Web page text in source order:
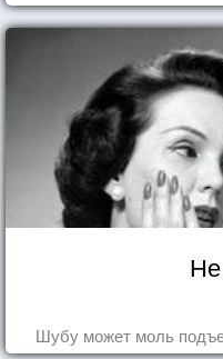
Шубу может моль